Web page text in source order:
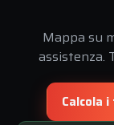
Mappa su
assistenza.
Calcola i